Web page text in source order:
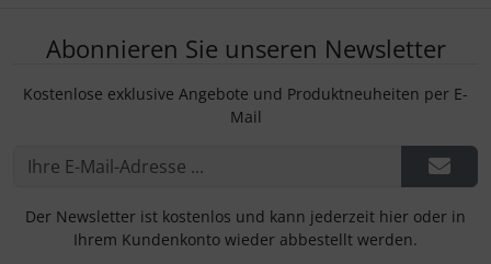
Abonnieren Sie unseren Newsletter
Kostenlose exklusive Angebote und Produktneuheiten per E-
Mail
Der Newsletter ist kostenlos und kann jederzeit hier oder in
Ihrem Kundenkonto wieder abbestellt werden.